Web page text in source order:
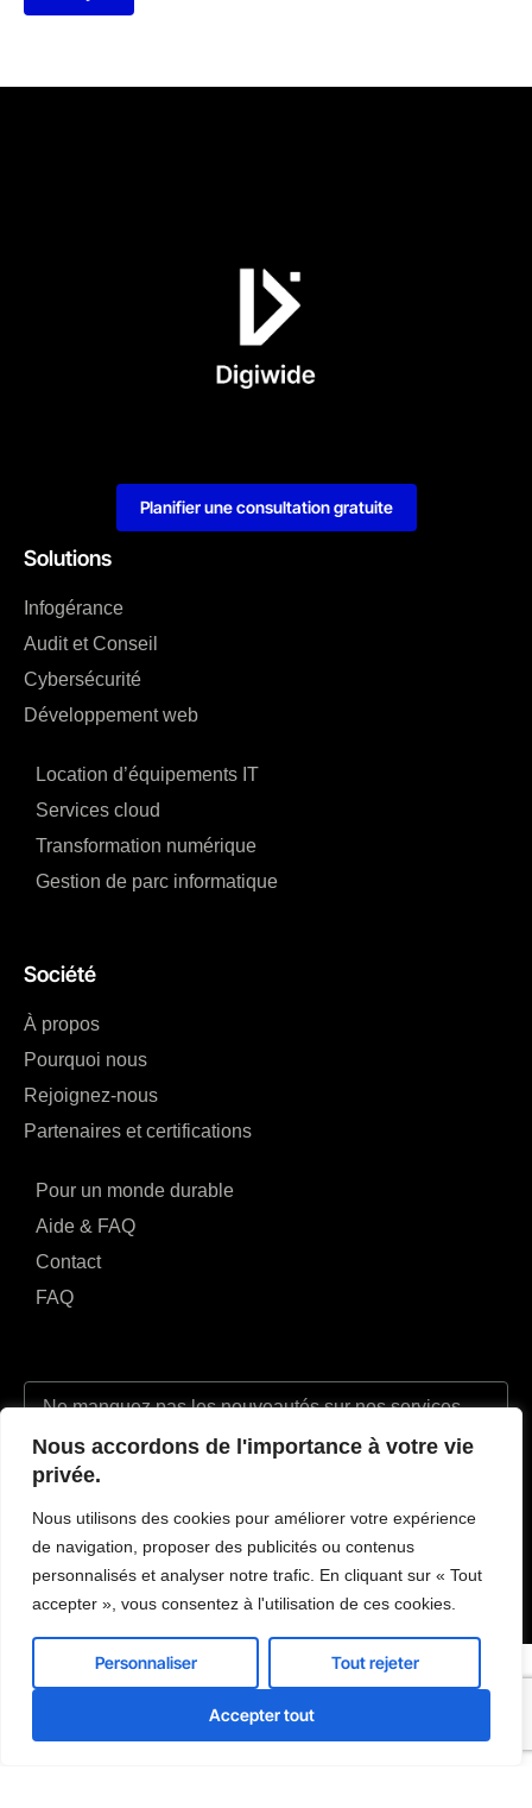
Nous accordons de l'importance à votre vie
privée.
Nous utilisons des cookies pour améliorer votre expérience
de navigation, proposer des publicités ou contenus
personnalisés et analyser notre trafic. En cliquant sur « Tout
accepter », vous consentez à l'utilisation de ces cookies.
Personnaliser Tout rejeter
Accepter tout
Solutions
Infogérance
Audit et Conseil
Cybersécurité
Développement web
Location d’équipements IT
Services cloud
Transformation numérique
Gestion de parc informatique
Société
À propos
Pourquoi nous
Rejoignez-nous
Partenaires et certifications
Pour un monde durable
Aide & FAQ
Contact
FAQ
J'accepte la politique de confidentialité et donne ma permission de
traiter mes données personnelles aux fins spécifiées dans la politique de
confidentialité.
Envoyer
Planifier une consultation gratuite
AVIS 